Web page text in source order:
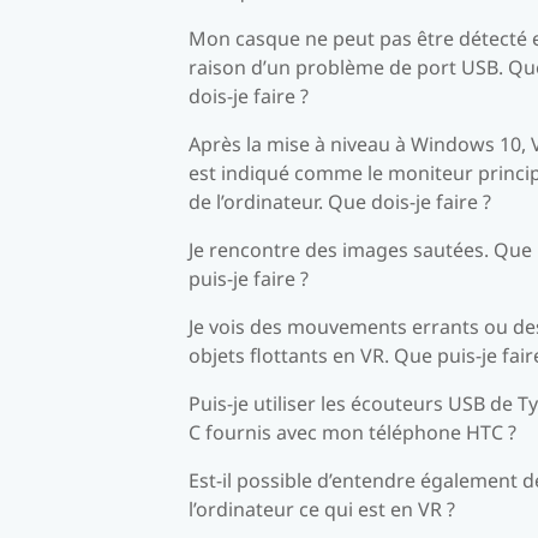
Mon casque ne peut pas être détecté
raison d’un problème de port USB.
dois-je faire ?
Après la mise à niveau à Windows 10,
est indiqué comme le moniteur
de l’ordinateur. Que dois-je faire ?
Je rencontre des images sautées. Que
puis-je faire ?
Je vois des mouvements errants ou
objets flottants en VR. Que puis-je
Puis-je utiliser les écouteurs USB de
C fournis avec mon téléphone HTC ?
Est-il possible d’entendre également
l’ordinateur ce qui est en VR ?